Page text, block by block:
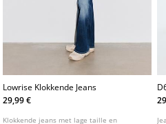
Lowrise Klokkende Jeans
29,99 €
Klokkende jeans met lage taille en